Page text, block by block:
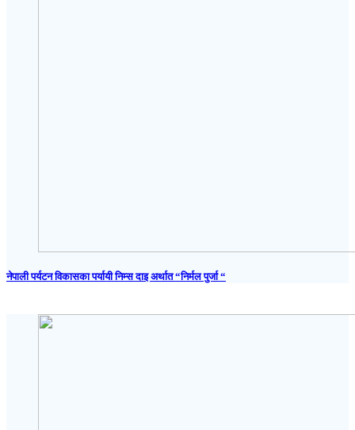
नेपाली पर्यटन विकासका पर्यायी निम्स दाइ अर्थात “निर्मल पुर्जा “